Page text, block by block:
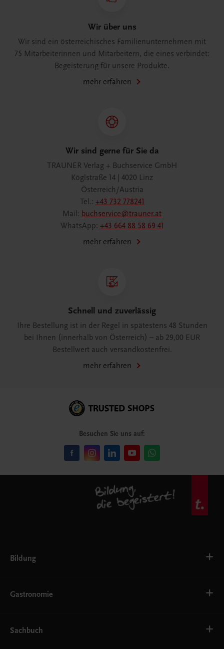
Wir über uns
Wir sind ein österreichisches Familienunternehmen mit
75 Mitarbeiterinnen und Mitarbeitern, die eines verbindet:
Begeisterung für unsere Produkte.
mehr erfahren
Wir sind gerne für Sie da
TRAUNER Verlag + Buchservice GmbH
Köglstraße 14 | 4020 Linz
Österreich/Austria
Tel.: +43 732 778241
Mail: buchservice@trauner.at
WhatsApp: +43 664 88 58 69 41
mehr erfahren
Schnell und zuverlässig
Ihre Bestellung ist in der Regel in spätestens 48 Stunden
bei Ihnen (innerhalb von Österreich) – ab 29,00 EUR
Bestellwert auch versandkostenfrei.
mehr erfahren
Besuchen Sie uns auf:
Bildung
AHS
EWF/ZWF
FW
Gastronomie
Getränke
Sachbuch